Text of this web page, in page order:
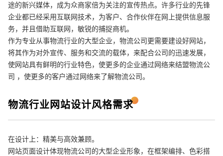
途的新兴媒体，成为众商家倍为关注的宣传热点。许多行业的先锋
企业都已经采用互联网技术，为客户、合作伙伴在网上提供信息服
务，并且借助互联网，敏锐的捕捉商机。
作为专业从事物流行业的大型企业，物流公司更需要建设好网站，
将其作为对外宣传、服务和交流的载体，来配合公司的迅速发展，
使网站具有鲜明的行业特色，使更多的企业通过网络来结盟物流公
司 ，使更多的客户通过网络来了解物流公司。
物流行业 网站设计风格需求
在设计上：精美与高效兼顾。
网站页面设计体现物流公司的大型企业形象，在框架编排、色彩搭
请输入您的公司名称